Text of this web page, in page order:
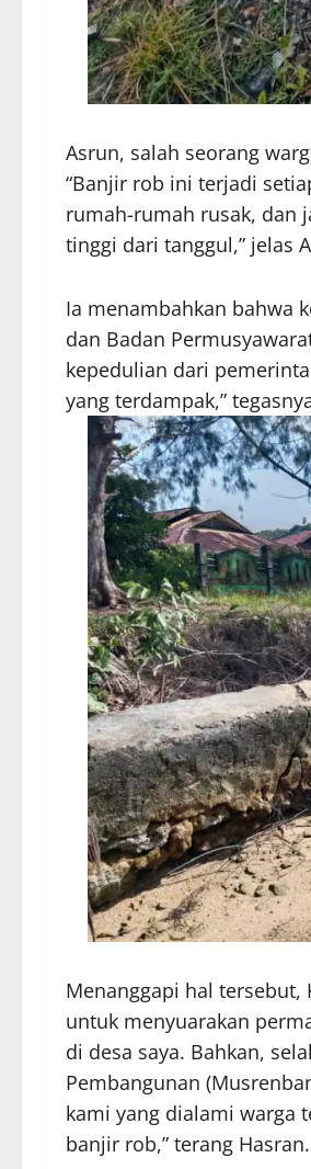
Asrun, salah seorang
“Banjir rob ini terjadi
rumah-rumah rusak, dan
tinggi dari tanggul,” jelas
Ia menambahkan bahwa
dan Badan
kepedulian dari
yang terdampak,”
Menanggapi hal tersebut,
untuk menyuarakan
di desa saya. Bahkan,
Pembangunan
kami yang dialami warga
banjir rob,” terang Hasran.